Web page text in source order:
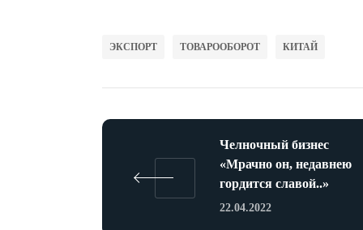
ЭКСПОРТ ТОВАРООБОРОТ КИТАЙ
Челночный бизнес
«Мрачно он, недавнею
гордится славой..»
22.04.2022